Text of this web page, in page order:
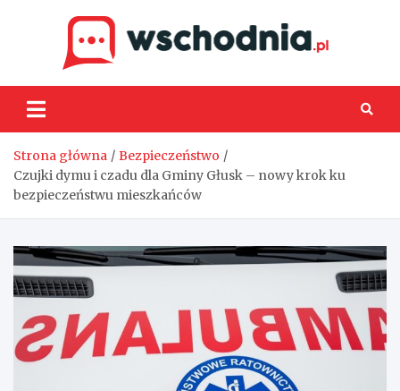
Strona główna
Bezpieczeństwo
Czujki dymu i czadu dla Gminy Głusk – nowy krok ku
bezpieczeństwu mieszkańców